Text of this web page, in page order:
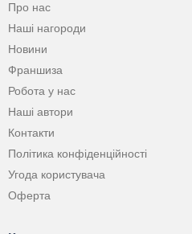
Про нас
Наші нагороди
Новини
Франшиза
Робота у нас
Наші автори
Контакти
Політика конфіденційності
Угода користувача
Оферта